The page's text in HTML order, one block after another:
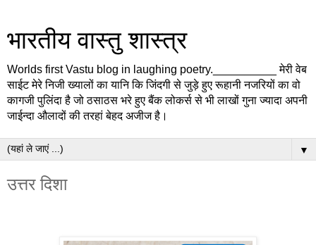
भारतीय वास्तु शास्त्र
Worlds first Vastu blog in laughing poetry.__________ मेरी वेब
साईट मेरे निजी ख्यालों का यानि कि जिंदगी से जुड़े हुए रूहानी नजरियों का वो
कागजी पुलिंदा है जो ठसाठस भरे हुए बैंक लोकर्स से भी लाखों गुना ज्यादा अपनी
जाईन्दा औलादों की तरहां बेहद अजीज है।
▼
उत्तर दिशा